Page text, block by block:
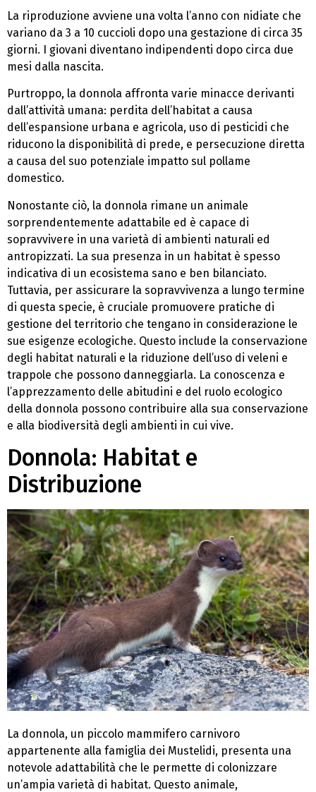
La riproduzione avviene una volta l’anno con nidiate che
variano da 3 a 10 cuccioli dopo una gestazione di circa 35
giorni. I giovani diventano indipendenti dopo circa due
mesi dalla nascita.
Purtroppo, la donnola affronta varie minacce derivanti
dall’attività umana: perdita dell’habitat a causa
dell’espansione urbana e agricola, uso di pesticidi che
riducono la disponibilità di prede, e persecuzione diretta
a causa del suo potenziale impatto sul pollame
domestico.
Nonostante ciò, la donnola rimane un animale
sorprendentemente adattabile ed è capace di
sopravvivere in una varietà di ambienti naturali ed
antropizzati. La sua presenza in un habitat è spesso
indicativa di un ecosistema sano e ben bilanciato.
Tuttavia, per assicurare la sopravvivenza a lungo termine
di questa specie, è cruciale promuovere pratiche di
gestione del territorio che tengano in considerazione le
sue esigenze ecologiche. Questo include la conservazione
degli habitat naturali e la riduzione dell’uso di veleni e
trappole che possono danneggiarla. La conoscenza e
l’apprezzamento delle abitudini e del ruolo ecologico
della donnola possono contribuire alla sua conservazione
e alla biodiversità degli ambienti in cui vive.
Donnola: Habitat e
Distribuzione
La donnola, un piccolo mammifero carnivoro
appartenente alla famiglia dei Mustelidi, presenta una
notevole adattabilità che le permette di colonizzare
un’ampia varietà di habitat. Questo animale,